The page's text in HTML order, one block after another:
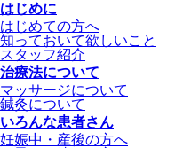
はじめに
はじめての方へ
知っておいて欲しいこと
スタッフ紹介
治療法について
マッサージについて
鍼灸について
いろんな患者さん
妊娠中・産後の方へ